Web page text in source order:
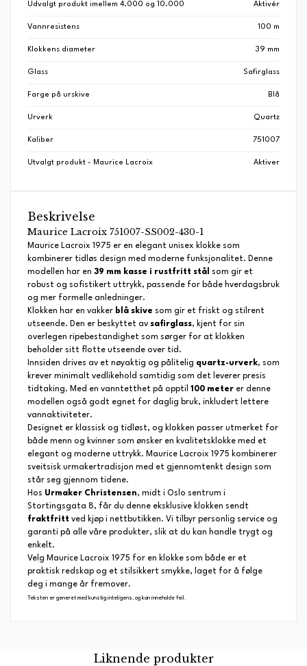
Beskrivelse
Maurice Lacroix 751007-SS002-430-1
Maurice Lacroix 1975 er en elegant unisex klokke som
kombinerer tidløs design med moderne funksjonalitet. Denne
modellen har en 39 mm kasse i rustfritt stål som gir et
robust og sofistikert uttrykk, passende for både hverdagsbruk
og mer formelle anledninger.
Klokken har en vakker blå skive som gir et friskt og stilrent
utseende. Den er beskyttet av safirglass, kjent for sin
overlegen ripebestandighet som sørger for at klokken
beholder sitt flotte utseende over tid.
Innsiden drives av et nøyaktig og pålitelig quartz-urverk, som
krever minimalt vedlikehold samtidig som det leverer presis
tidtaking. Med en vanntetthet på opptil 100 meter er denne
modellen også godt egnet for daglig bruk, inkludert lettere
vannaktiviteter.
Designet er klassisk og tidløst, og klokken passer utmerket for
både menn og kvinner som ønsker en kvalitetsklokke med et
elegant og moderne uttrykk. Maurice Lacroix 1975 kombinerer
sveitsisk urmakertradisjon med et gjennomtenkt design som
står seg gjennom tidene.
Hos Urmaker Christensen, midt i Oslo sentrum i
Stortingsgata 8, får du denne eksklusive klokken sendt
fraktfritt ved kjøp i nettbutikken. Vi tilbyr personlig service og
garanti på alle våre produkter, slik at du kan handle trygt og
enkelt.
Velg Maurice Lacroix 1975 for en klokke som både er et
praktisk redskap og et stilsikkert smykke, laget for å følge
deg i mange år fremover.
Teksten er generet med kunstig inteligens, og kan inneholde feil.
Udvalgt produkt imellem 4.000 og 10.000 Aktivér
Vannresistens 100 m
Klokkens diameter 39 mm
Glass Safirglass
Farge på urskive Blå
Urverk Quartz
Kaliber 751007
Utvalgt produkt - Maurice Lacroix Aktiver
Liknende produkter